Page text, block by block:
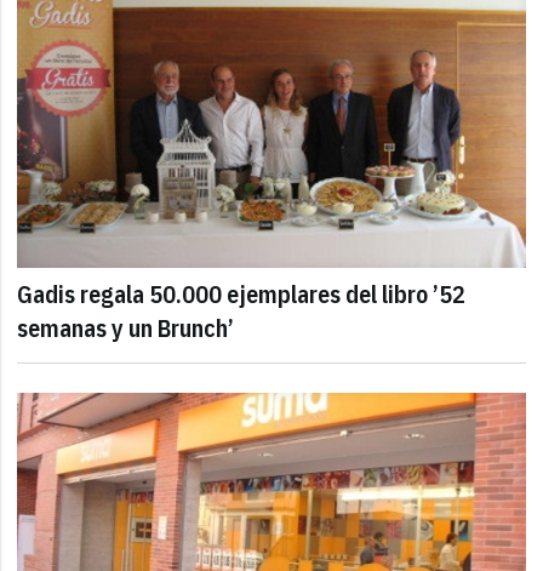
Gadis regala 50.000 ejemplares del libro ’52
semanas y un Brunch’